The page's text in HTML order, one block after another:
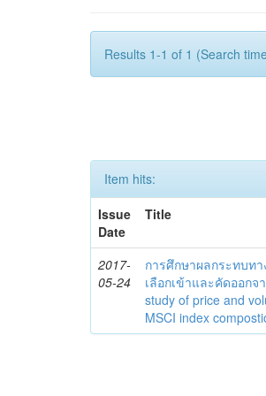
Results 1-1 of 1 (Search
Item hits:
Issue
Date
Title
2017-
05-24
การศึกษาผลกระทบท
เลือกเข้าและคัดออก
study of price and
MSCI index